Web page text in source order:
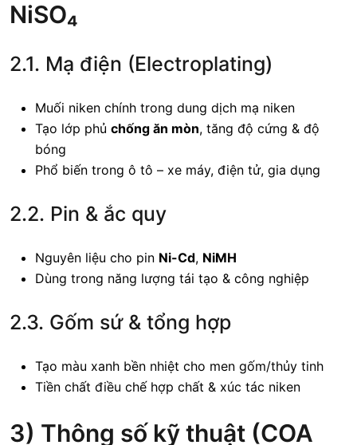
NiSO₄
2.1. Mạ điện (Electroplating)
Muối niken chính trong dung dịch mạ niken
Tạo lớp phủ chống ăn mòn, tăng độ cứng & độ
bóng
Phổ biến trong ô tô – xe máy, điện tử, gia dụng
2.2. Pin & ắc quy
Nguyên liệu cho pin Ni-Cd, NiMH
Dùng trong năng lượng tái tạo & công nghiệp
2.3. Gốm sứ & tổng hợp
Tạo màu xanh bền nhiệt cho men gốm/thủy tinh
Tiền chất điều chế hợp chất & xúc tác niken
3) Thông số kỹ thuật (COA